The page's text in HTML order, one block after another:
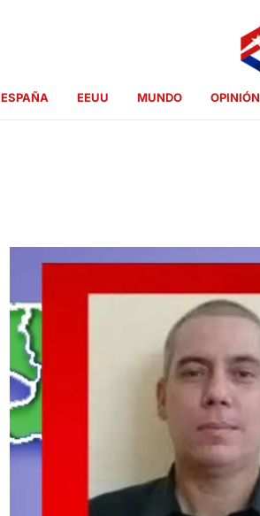
ESPAÑA EEUU MUNDO OPINIÓN